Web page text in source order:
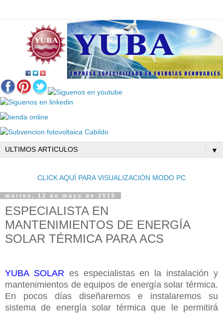
▼
CLICK AQUÍ PARA VISUALIZACIÓN MODO PC
martes, 12 de mayo de 2015
ESPECIALISTA EN
MANTENIMIENTOS DE ENERGÍA
SOLAR TÉRMICA PARA ACS
YUBA SOLAR es especialistas en la instalación y
mantenimientos de equipos de energía solar térmica.
En pocos días diseñaremos e instalaremos su
sistema de energía solar térmica que le permitirá